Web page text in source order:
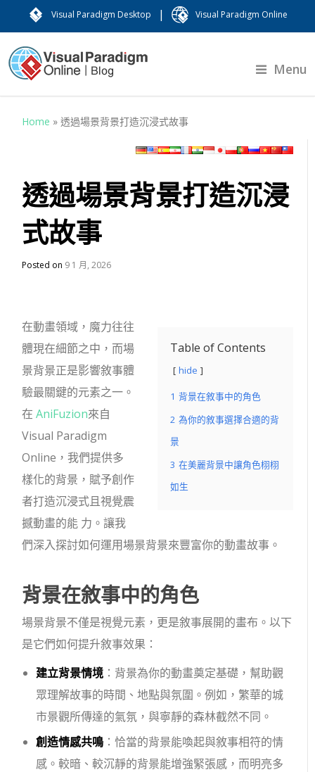
Visual Paradigm Desktop | Visual Paradigm Online
Menu
Home »透過場景背景打造沉浸式故事
透過場景背景打造沉浸
式故事
Posted on 9 1 月, 2026
Table of Contents
hide
1 背景在敘事中的角色
2 為你的敘事選擇合適的背
景
3 在美麗背景中讓角色栩栩
如生
在動畫領域，魔力往往
體現在細節之中，而場
景背景正是影響敘事體
驗最關鍵的元素之一。
在AniFuzion來自
Visual Paradigm
Online，我們提供多
樣化的背景，賦予創作
者打造沉浸式且視覺震
撼動畫的能 力。讓我
們深入探討如何運用場景背景來豐富你的動畫故事。
背景在敘事中的角色
場景背景不僅是視覺元素，更是敘事展開的畫布。以下
是它們如何提升敘事效果：
建立背景情境 ：背景為你的動畫奠定基礎，幫助觀
眾理解故事的時間、地點與氛圍。例如，繁華的城
市景觀所傳達的氣氛，與寧靜的森林截然不同。
創造情感共鳴 ：恰當的背景能喚起與敘事相符的情
感。較暗、較沉靜的背景能增強緊張感，而明亮多